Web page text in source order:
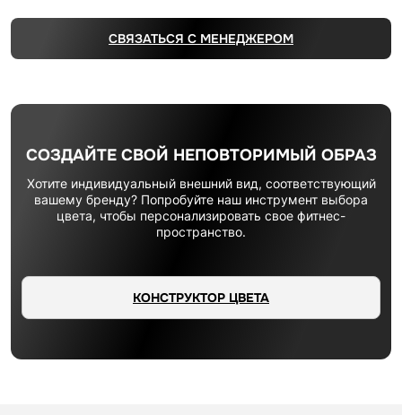
СВЯЗАТЬСЯ С МЕНЕДЖЕРОМ
СОЗДАЙТЕ СВОЙ НЕПОВТОРИМЫЙ ОБРАЗ
Хотите индивидуальный внешний вид, соответствующий
вашему бренду? Попробуйте наш инструмент выбора
цвета, чтобы персонализировать свое фитнес-
пространство.
КОНСТРУКТОР ЦВЕТА